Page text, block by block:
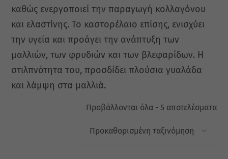
καθώς ενεργοποιεί την παραγωγή κολλαγόνου
και ελαστίνης. Το καστορέλαιο επίσης, ενισχύει
την υγεία και προάγει την ανάπτυξη των
μαλλιών, των φρυδιών και των βλεφαρίδων. Η
στιλπνότητα του, προσδίδει πλούσια γυαλάδα
και λάμψη στα μαλλιά.
Προβάλλονται όλα - 5 αποτελέσματα